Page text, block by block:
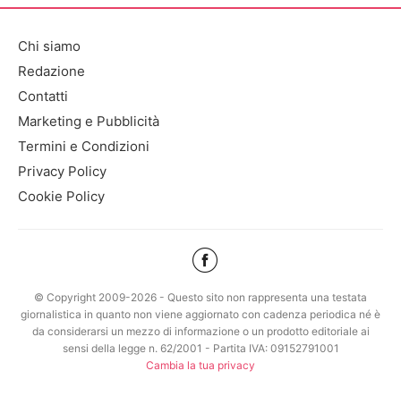
Chi siamo
Redazione
Contatti
Marketing e Pubblicità
Termini e Condizioni
Privacy Policy
Cookie Policy
© Copyright 2009-2026 - Questo sito non rappresenta una testata
giornalistica in quanto non viene aggiornato con cadenza periodica né è
da considerarsi un mezzo di informazione o un prodotto editoriale ai
sensi della legge n. 62/2001 - Partita IVA: 09152791001
Cambia la tua privacy